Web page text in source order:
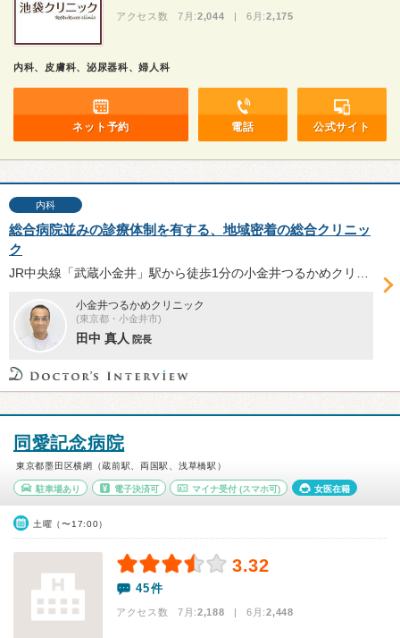
アクセス数 7月:2,044 | 6月:2,175
内科、皮膚科、泌尿器科、婦人科
ネット予約 電話 公式サイト
内科
総合病院並みの診療体制を有する、地域密着の総合クリニッ
ク
小金井つるかめクリニック
(東京都・小金井市)
田中 真人 院長
同愛記念病院
東京都墨田区横網（蔵前駅、両国駅、浅草橋駅）
駐車場あり 電子決済可 マイナ受付 (スマホ可) 女医在籍
土曜（〜17:00）
3.32
45件
アクセス数 7月:2,188 | 6月:2,448